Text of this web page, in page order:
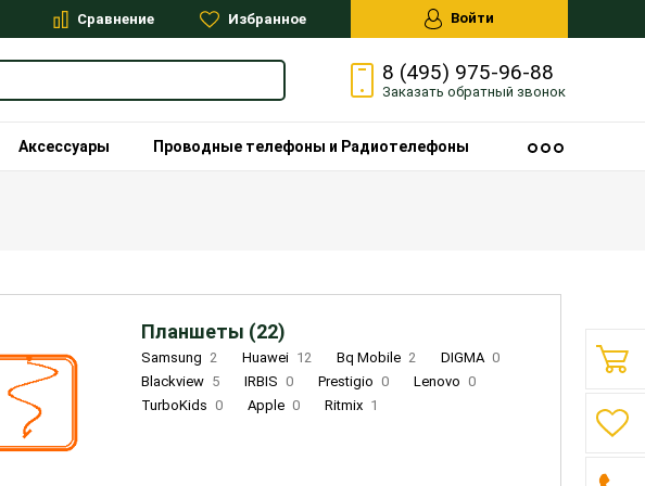
Сравнение Избранное Войти
8 (495) 975-96-88
Заказать обратный звонок
Аксессуары Проводные телефоны и Радиотелефоны
Планшеты (22)
Samsung 2 Huawei 12 Bq Mobile 2 DIGMA 0
Blackview 5 IRBIS 0 Prestigio 0 Lenovo 0
TurboKids 0 Apple 0 Ritmix 1